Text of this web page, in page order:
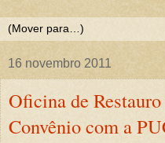
16 novembro 2011
Oficina de
Convênio com a